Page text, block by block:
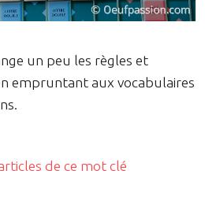
un peu les règles et
empruntant aux vocabulaires
de ce mot clé